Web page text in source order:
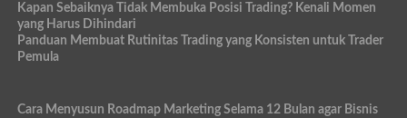
Kapan Sebaiknya Tidak Membuka Posisi Trading? Kenali Momen
yang Harus Dihindari
Panduan Membuat Rutinitas Trading yang Konsisten untuk Trader
Pemula
Cara Menyusun Roadmap Marketing Selama 12 Bulan agar Bisnis